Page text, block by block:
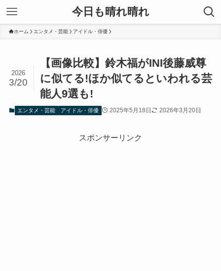
今日も晴れ晴れ
ホーム エンタメ・芸能 アイドル・俳優
【画像比較】鈴木福がINI後藤威尊
に似てる!ほか似てるといわれる芸
能人9選も!
2026
3/20
エンタメ・芸能 アイドル・俳優 2025年5月18日 2026年3月20日
スポンサーリンク